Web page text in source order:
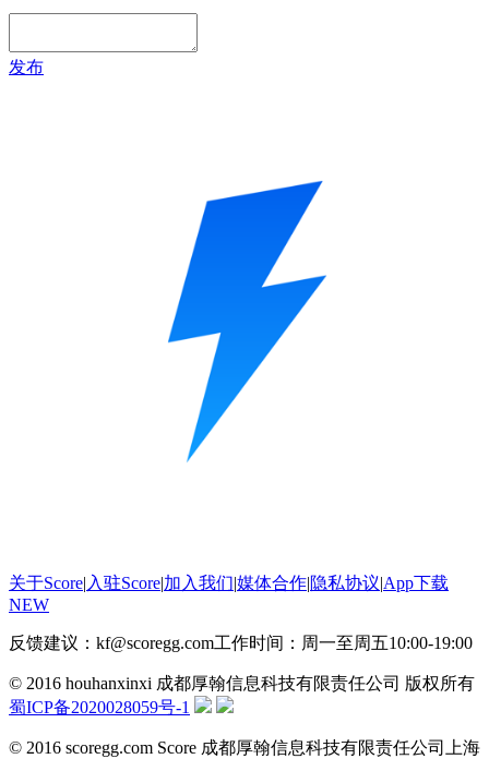
发布
关于Score| 入驻Score|加入我们|媒体合作|隐私协议|App下载
NEW
反馈建议：kf@scoregg.com工作时间：周一至周五10:00-19:00
© 2016 houhanxinxi 成都厚翰信息科技有限责任公司 版权所有
蜀ICP备2020028059号-1
© 2016 scoregg.com Score 成都厚翰信息科技有限责任公司上海